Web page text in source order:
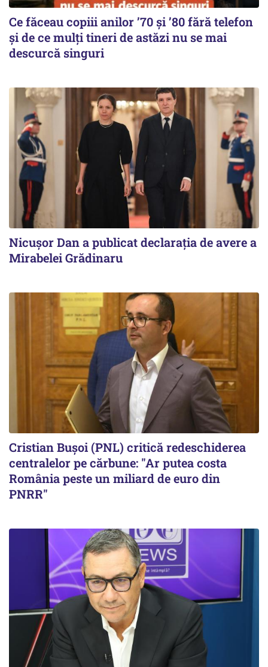
Ce făceau copiii anilor ’70 și ’80 fără telefon
și de ce mulți tineri de astăzi nu se mai
descurcă singuri
Nicuşor Dan a publicat declaraţia de avere a
Mirabelei Grădinaru
Cristian Bușoi (PNL) critică redeschiderea
centralelor pe cărbune: "Ar putea costa
România peste un miliard de euro din
PNRR"